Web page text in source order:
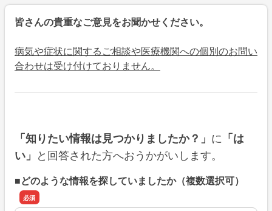
皆さんの貴重なご意見をお聞かせください。
病気や症状に関するご相談や医療機関への個別のお問い
合わせは受け付けておりません。
「知りたい情報は見つかりましたか？」 に 「は
い」 と回答された方へおうかがいします。
■どのような情報を探していましたか（複数選択可）